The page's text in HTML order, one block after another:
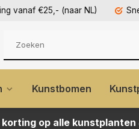
vanaf €25,- (naar NL)
Kunstbomen
op alle